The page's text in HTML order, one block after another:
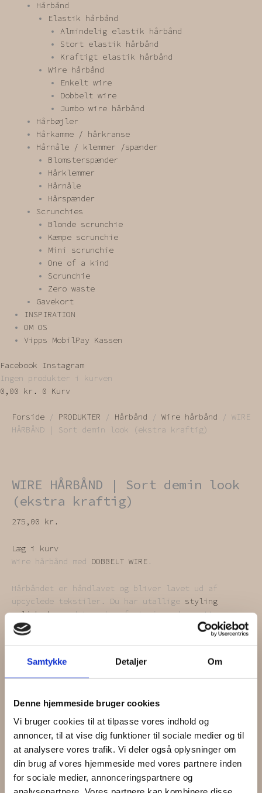
Samtykke Detaljer Om
Denne hjemmeside bruger cookies
Vi bruger cookies til at tilpasse vores indhold og
annoncer, til at vise dig funktioner til sociale medier og til
at analysere vores trafik. Vi deler også oplysninger om
din brug af vores hjemmeside med vores partnere inden
for sociale medier, annonceringspartnere og
Hårbånd
Elastik hårbånd
Almindelig elastik hårbånd
Stort elastik hårbånd
Kraftigt elastik hårbånd
Wire hårbånd
Enkelt wire
Dobbelt wire
Jumbo wire hårbånd
Hårbøjler
Hårkamme / hårkranse
Hårnåle / klemmer /spænder
Blomsterspænder
Hårklemmer
Hårnåle
Hårspænder
Scrunchies
Blonde scrunchie
Kæmpe scrunchie
Mini scrunchie
One of a kind
Scrunchie
Zero waste
Gavekort
INSPIRATION
OM OS
Vipps MobilPay Kassen
Facebook
Instagram
Ingen produkter i kurven
0,00 kr. 0 Kurv
Forside / PRODUKTER / Hårbånd / Wire hårbånd / WIRE
HÅRBÅND | Sort demin look (ekstra kraftig)
WIRE HÅRBÅND | Sort demin look
(ekstra kraftig)
275,00 kr.
Læg i kurv
Wire hårbånd med DOBBELT WIRE .
Hårbåndet er håndlavet og bliver lavet ud af
upcyclede tekstiler. Du har utallige styling
muligheder– det er kun fantasien, der sætter
grænser.
charmerende, at du kan se, at tekstilerne har haft
et tidligere liv.
OBS: Farven på billedet kan afvige lidt i forhold
til farven i virkeligheden.
Få15%